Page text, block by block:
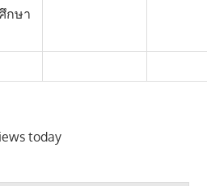
กษา
today